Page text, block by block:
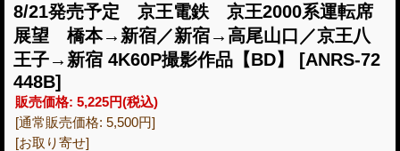
8/21発売予定 京王電鉄 京王2000系運転席
展望 橋本→新宿／新宿→高尾山口／京王八
王子→新宿 4K60P撮影作品【BD】
[ANRS-72
448B]
販売価格: 5,225円(税込)
[通常販売価格: 5,500円]
[お取り寄せ]